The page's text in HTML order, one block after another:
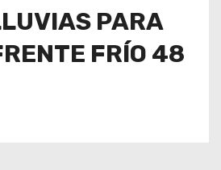
PARA
FRÍO 48